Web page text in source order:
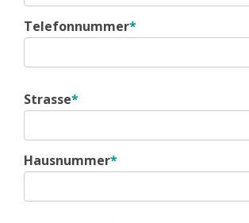
Telefonnummer*
Strasse*
Hausnummer*